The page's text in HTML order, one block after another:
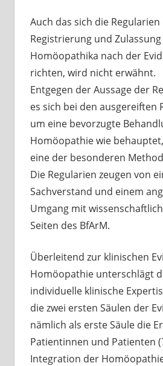
Auch das sich die Regularien
Registrierung und
Homöopathika nach der
richten, wird nicht erwähnt.
Entgegen der Aussage der
es sich bei den ausgereiften
um eine bevorzugte
Homöopathie wie
eine der besonderen
Die Regularien zeugen von
Sachverstand und einem
Umgang mit
Seiten des BfArM.
Überleitend zur klinischen
Homöopathie unterschlägt
individuelle klinische
die zwei ersten Säulen der
nämlich als erste Säule die
Patientinnen und Patienten
Integration der